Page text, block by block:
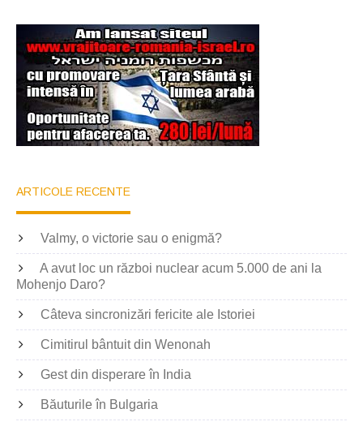
ARTICOLE RECENTE
Valmy, o victorie sau o enigmă?
A avut loc un război nuclear acum 5.000 de ani la
Mohenjo Daro?
Câteva sincronizări fericite ale Istoriei
Cimitirul bântuit din Wenonah
Gest din disperare în India
Băuturile în Bulgaria